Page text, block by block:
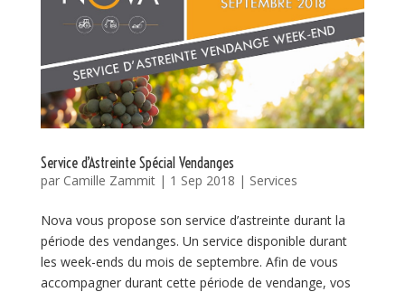
Service d’Astreinte Spécial Vendanges
par Camille Zammit| 1 Sep 2018 | Services
Nova vous propose son service d’astreinte durant la
période des vendanges. Un service disponible durant
les week-ends du mois de septembre. Afin de vous
accompagner durant cette période de vendange, vos